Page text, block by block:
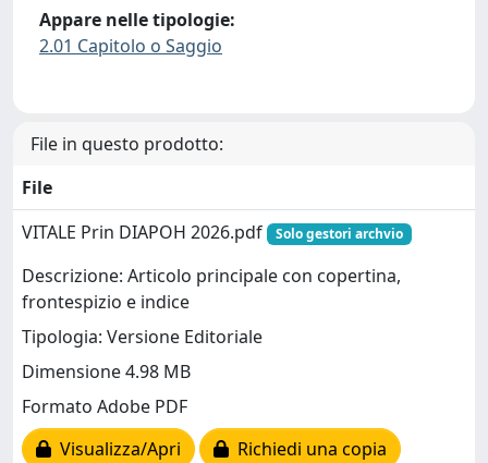
Appare nelle tipologie:
2.01 Capitolo o Saggio
File in questo prodotto:
File
VITALE Prin DIAPOH 2026.pdf
Solo gestori archvio
Descrizione: Articolo principale con copertina,
frontespizio e indice
Tipologia: Versione Editoriale
Dimensione 4.98 MB
Formato Adobe PDF
Visualizza/Apri
Richiedi una copia